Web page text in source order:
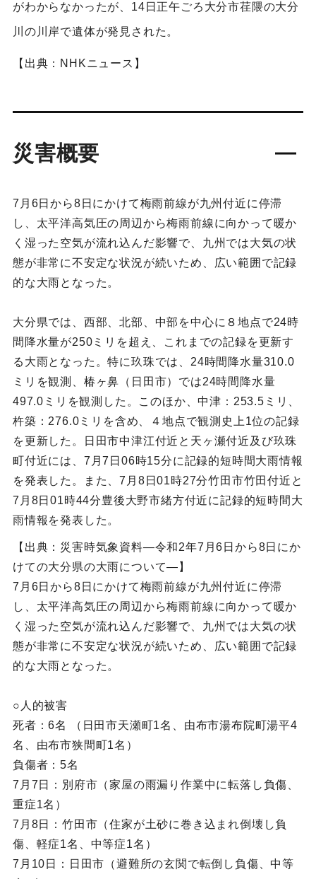
がわからなかったが、14日正午ごろ大分市荏隈の大分
川の川岸で遺体が発見された。
【出典：NHKニュース】
災害概要
7月6日から8日にかけて梅雨前線が九州付近に停滞
し、太平洋高気圧の周辺から梅雨前線に向かって暖か
く湿った空気が流れ込んだ影響で、九州では大気の状
態が非常に不安定な状況が続いため、広い範囲で記録
的な大雨となった。
大分県では、西部、北部、中部を中心に８地点で24時
間降水量が250ミリを超え、これまでの記録を更新す
る大雨となった。特に玖珠では、24時間降水量310.0
ミリを観測、椿ヶ鼻（日田市）では24時間降水量
497.0ミリを観測した。このほか、中津：253.5ミリ、
杵築：276.0ミリを含め、４地点で観測史上1位の記録
を更新した。日田市中津江付近と天ヶ瀬付近及び玖珠
町付近には、7月7日06時15分に記録的短時間大雨情報
を発表した。また、7月8日01時27分竹田市竹田付近と
7月8日01時44分豊後大野市緒方付近に記録的短時間大
雨情報を発表した。
【出典：災害時気象資料―令和2年7月6日から8日にか
けての大分県の大雨について―】
7月6日から8日にかけて梅雨前線が九州付近に停滞
し、太平洋高気圧の周辺から梅雨前線に向かって暖か
く湿った空気が流れ込んだ影響で、九州では大気の状
態が非常に不安定な状況が続いため、広い範囲で記録
的な大雨となった。
○人的被害
死者：6名 （日田市天瀬町1名、由布市湯布院町湯平4
名、由布市狭間町1名）
負傷者：5名
7月7日：別府市（家屋の雨漏り作業中に転落し負傷、
重症1名）
7月8日：竹田市（住家が土砂に巻き込まれ倒壊し負
傷、軽症1名、中等症1名）
7月10日：日田市（避難所の玄関で転倒し負傷、中等